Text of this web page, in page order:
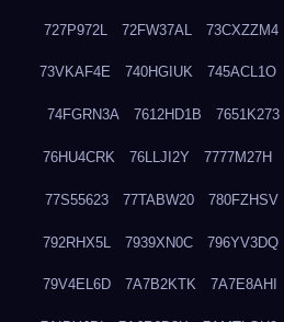
727P972L 72FW37AL 73CXZZM4
73VKAF4E 740HGIUK 745ACL1O
74FGRN3A 7612HD1B 7651K273
76HU4CRK 76LLJI2Y 7777M27H
77S55623 77TABW20 780FZHSV
792RHX5L 7939XN0C 796YV3DQ
79V4EL6D 7A7B2KTK 7A7E8AHI